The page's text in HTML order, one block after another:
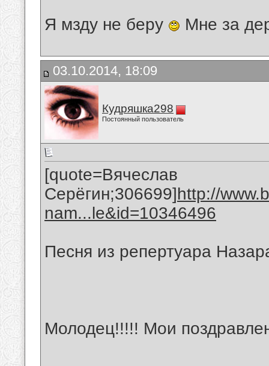
Я мзду не беру Мне за
03.10.2014, 18:09
Кудряшка298
Постоянный пользователь
[quote=Вячеслав
Серёгин;306699]http://
nam...le&id=10346496
Песня из репертуара
Молодец!!!!! Мои